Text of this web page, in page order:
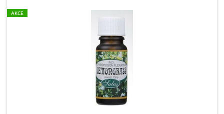
AKCE